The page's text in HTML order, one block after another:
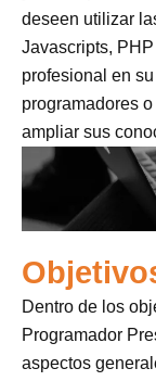
deseen utilizar
Javascripts,
profesional en
programadores
ampliar sus
Dentro de los
Programador
aspectos